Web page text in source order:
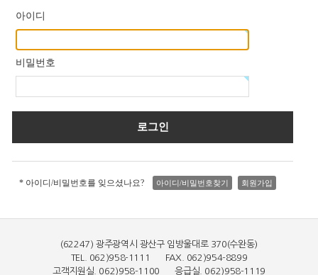
아이디
비밀번호
* 아이디/비밀번호를 잊으셨나요? 아이디/비밀번호찾기 회원가입
(62247) 광주광역시 광산구 임방울대로 370(수완동)
TEL. 062)958-1111 FAX. 062)954-8899
고객지원실. 062)958-1100 응급실. 062)958-1119